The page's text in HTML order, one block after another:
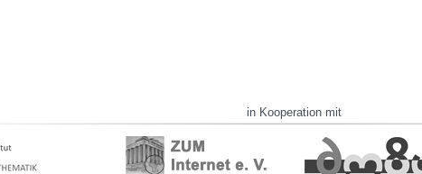
in Kooperation mit